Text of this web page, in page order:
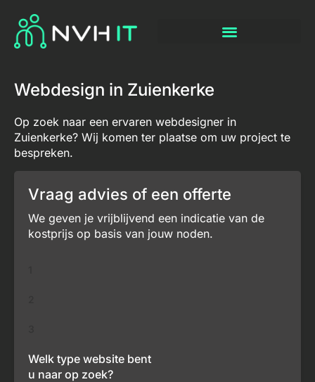
Webdesign in Zuienkerke
Op zoek naar een ervaren webdesigner in
Zuienkerke? Wij komen ter plaatse om uw project te
bespreken.
Vraag advies of een offerte
We geven je vrijblijvend een indicatie van de
kostprijs op basis van jouw noden.
Welk type website bent
u naar op zoek?